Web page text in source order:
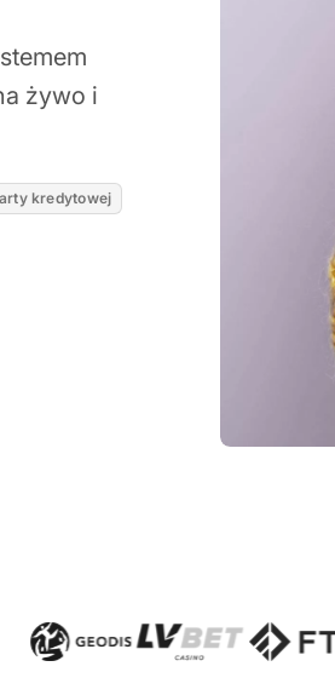
żywo i
kredytowej